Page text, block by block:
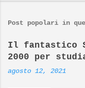
Post popolari in
Il fantastico
2000 per
agosto 12, 2021